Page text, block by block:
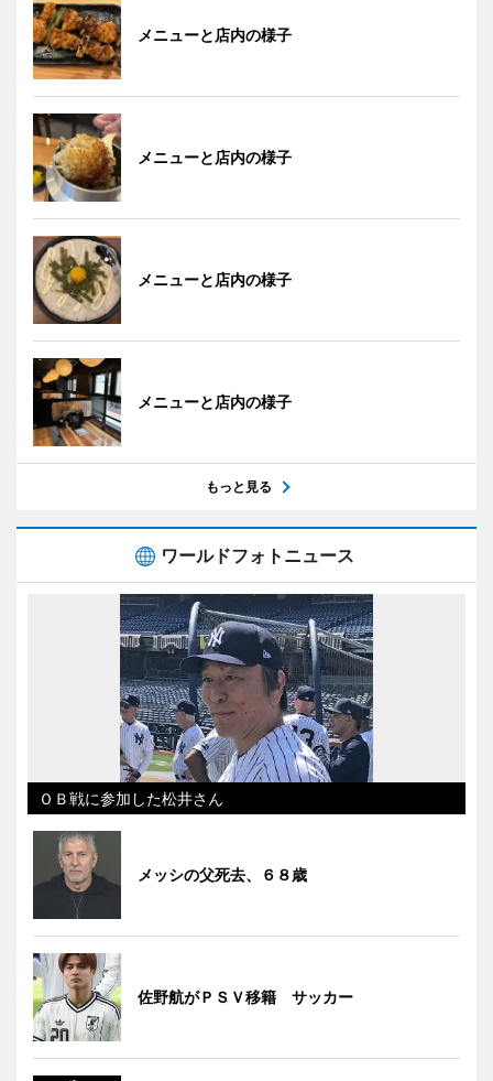
メニューと店内の様子
メニューと店内の様子
メニューと店内の様子
メニューと店内の様子
もっと見る
ワールドフォトニュース
ＯＢ戦に参加した松井さん
メッシの父死去、６８歳
佐野航がＰＳＶ移籍 サッカー